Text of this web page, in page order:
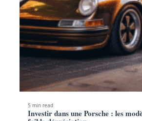
5 min read
Investir dans une Porsche : les